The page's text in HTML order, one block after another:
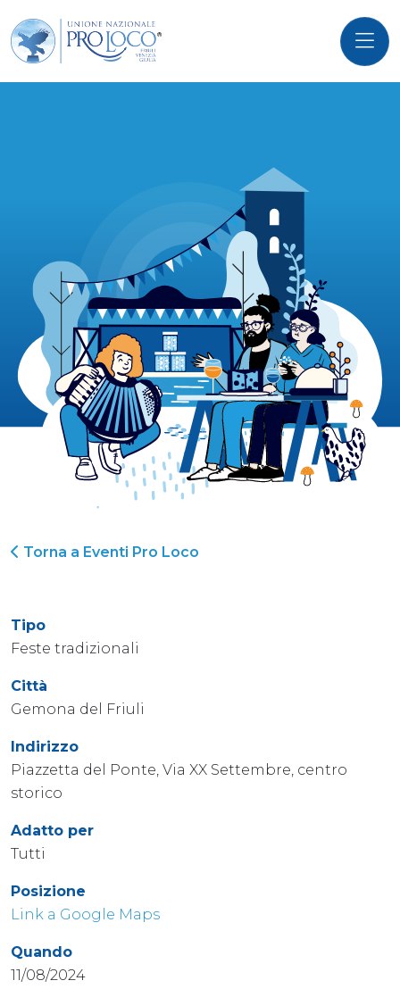
Torna a Eventi Pro Loco
Tipo
Feste tradizionali
Città
Gemona del Friuli
Indirizzo
Piazzetta del Ponte, Via XX Settembre, centro
storico
Adatto per
Tutti
Posizione
Link a Google Maps
Quando
11/08/2024